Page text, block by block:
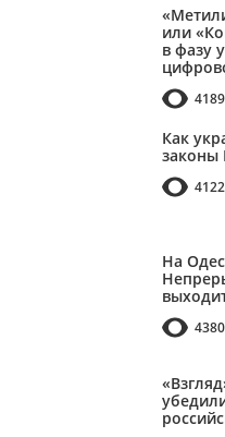
или
в фазу
4189
Как
4122
На
4380